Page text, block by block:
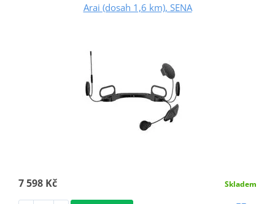
Arai (dosah 1,6 km), SENA
7 598 Kč Skladem